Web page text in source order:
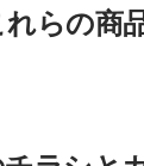
らの商